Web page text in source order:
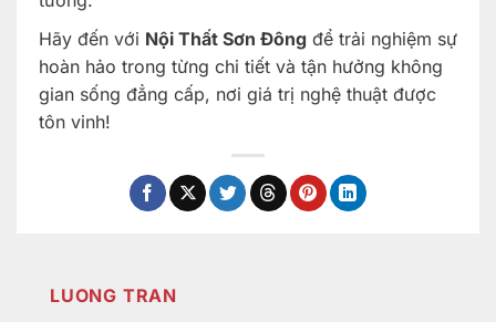
Hãy đến với Nội Thất Sơn Đông để trải nghiệm sự
hoàn hảo trong từng chi tiết và tận hưởng không
gian sống đẳng cấp, nơi giá trị nghệ thuật được
tôn vinh!
LUONG TRAN